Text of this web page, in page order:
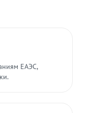
ЕАЭС,